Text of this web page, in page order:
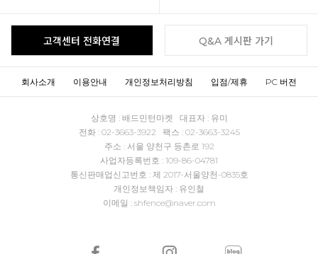
고객센터 전화연결 Q&A 게시판 가기
회사소개 이용안내 개인정보처리방침 입점/제휴 PC 버전
상호명 : 배드민턴마켓 대표자 : 유미
전화 : 02-3663-3922 팩스 : 02-3663-3245
주소 : 서울 양천구 등촌로 192
사업자등록번호 : 109-86-04781
통신판매업신고번호 : 제 2017-서울양천-0835호
개인정보책임자 : 유인철
이메일 : shfence@naver.com